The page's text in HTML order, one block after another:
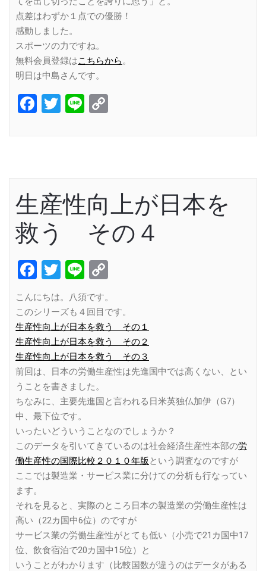
点差はわずか１点での優勝！
感動しました。
スポーツの力ですね。
無料会員登録はこちらから。
明日は中島さんです。
Facebook
Twitter
Line
生産性向上が日本を
救う その４
Facebook
Twitter
Line
こんにちは。八須です。
このシリーズも４回目です。
生産性向上が日本を救う その１
生産性向上が日本を救う その２
生産性向上が日本を救う その３
前回は、日本の労働生産性は先進国中では高くない、とい
うことを書きました。
ちなみに、主要先進国と言われる日米英独仏加伊（G7）
中、最下位です。
いったいどういうことなのでしょうか？
このデータを引いてきているのは社会経済生産性本部の労
働生産性の国際比較２０１０年版という調査なのですが
ここでは製造業・サービス業に分けての分析も行なってい
ます。
それを見ると、実際のところ日本の製造業の労働生産性は
高い（22カ国中6位）のですが
サービス業の労働生産性がとても低い（小売で21カ国中17
位、飲食宿泊で20カ国中15位）と
いうことがわかります（比較国数が違うのはデータがある